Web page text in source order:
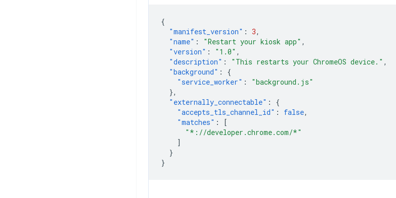
{
"manifest_version" : 3,
"name" : "Restart your kiosk app" ,
"version" : "1.0" ,
"description" : "This restarts your ChromeOS device." ,
"background" :
{
"service_worker" :
"background.js"
},
"externally_connectable" :
{
"accepts_tls_channel_id" : false,
"matches" :
[
"*://developer.chrome.com/*"
]
}
}